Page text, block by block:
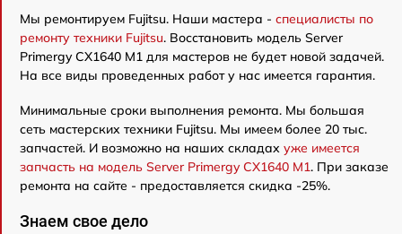
Мы ремонтируем Fujitsu. Наши мастера - специалисты по
ремонту техники Fujitsu. Восстановить модель Server
Primergy CX1640 M1 для мастеров не будет новой задачей.
На все виды проведенных работ у нас имеется гарантия.
Минимальные сроки выполнения ремонта. Мы большая
сеть мастерских техники Fujitsu. Мы имеем более 20 тыс.
запчастей. И возможно на наших складах уже имеется
запчасть на модель Server Primergy CX1640 M1. При заказе
ремонта на сайте - предоставляется скидка -25%.
Знаем свое дело